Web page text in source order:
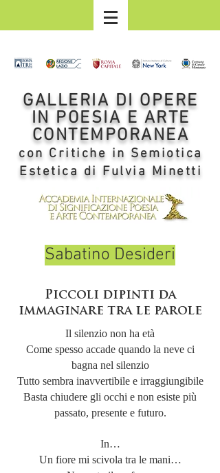
GALLERIA DI OPERE
IN POESIA E ARTE
CONTEMPORANEA
con Critiche in Semiotica
Estetica di Fulvia Minetti
Sabatino Desideri
Piccoli dipinti da
immaginare tra le parole
Il silenzio non ha età
Come spesso accade quando la neve ci
bagna nel silenzio
Tutto sembra inavvertibile e irraggiungibile
Basta chiudere gli occhi e non esiste più
passato, presente e futuro.
In…
Un fiore mi scivola tra le mani…